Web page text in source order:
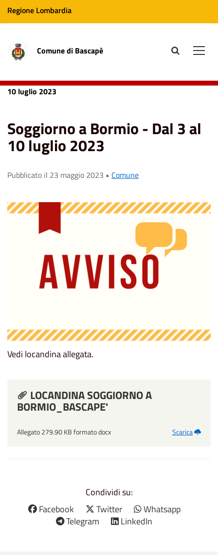
Regione Lombardia
Comune di Bascapè site.searc
Home News Comune
Soggiorno a Bormio - Dal 3 al
10 luglio 2023
Soggiorno a Bormio - Dal 3 al
10 luglio 2023
Pubblicato il 23 maggio 2023 • Comune
Vedi locandina allegata.
LOCANDINA SOGGIORNO A
BORMIO_BASCAPE'
Allegato 279.90 KB formato docx Scarica
Condividi su:
Facebook
Twitter
Whatsapp
Telegram
LinkedIn